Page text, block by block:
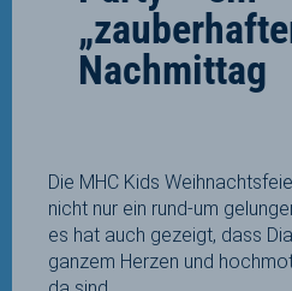
Nachmittag
Die MHC Kids
nicht nur ein rund-um
es hat auch gezeigt, dass
ganzem Herzen und